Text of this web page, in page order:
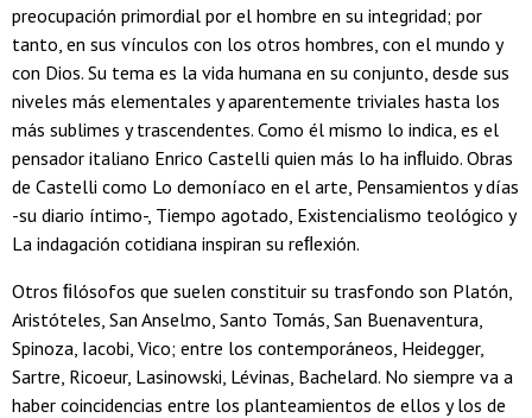
preocupación primordial por el hombre en su integridad; por
tanto, en sus vínculos con los otros hombres, con el mundo y
con Dios. Su tema es la vida humana en su conjunto, desde sus
niveles más elementales y aparentemente triviales hasta los
más sublimes y trascendentes. Como él mismo lo indica, es el
pensador italiano Enrico Castelli quien más lo ha inﬂuido. Obras
de Castelli como Lo demoníaco en el arte, Pensamientos y días
-su diario íntimo-, Tiempo agotado, Existencialismo teológico y
La indagación cotidiana inspiran su reﬂexión.
Otros ﬁlósofos que suelen constituir su trasfondo son Platón,
Aristóteles, San Anselmo, Santo Tomás, San Buenaventura,
Spinoza, Iacobi, Vico; entre los contemporáneos, Heidegger,
Sartre, Ricoeur, Lasinowski, Lévinas, Bachelard. No siempre va a
haber coincidencias entre los planteamientos de ellos y los de